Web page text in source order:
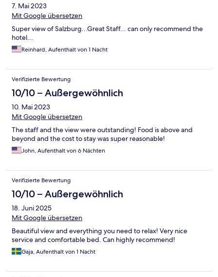
7. Mai 2023
Mit Google übersetzen
Super view of Salzburg...Great Staff... can only recommend the
hotel...
Reinhard, Aufenthalt von 1 Nacht
Verifizierte Bewertung
10/10 – Außergewöhnlich
10. Mai 2023
Mit Google übersetzen
The staff and the view were outstanding! Food is above and
beyond and the cost to stay was super reasonable!
John, Aufenthalt von 6 Nächten
Verifizierte Bewertung
10/10 – Außergewöhnlich
18. Juni 2025
Mit Google übersetzen
Beautiful view and everything you need to relax! Very nice
service and comfortable bed. Can highly recommend!
Gaja, Aufenthalt von 1 Nacht